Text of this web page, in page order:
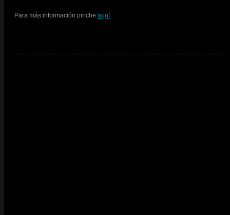
Para más información pinche aquí.